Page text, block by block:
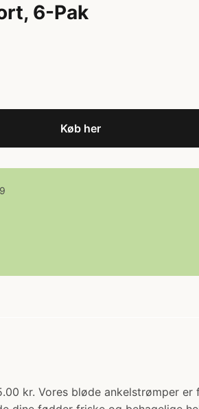
6-Pak
Køb her
kr. Vores bløde ankelstrømper